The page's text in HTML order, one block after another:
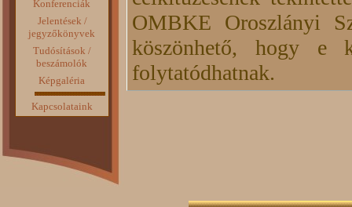
Konferenciák
Jelentések /
jegyzőkönyvek
Tudósítások /
beszámolók
Képgaléria
Kapcsolataink
OMBKE Oroszlányi
köszönhető, hogy e
folytatódhatnak.